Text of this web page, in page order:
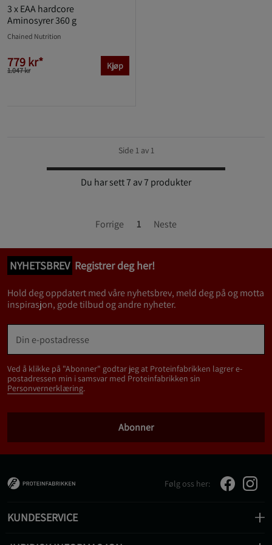
3 x EAA hardcore
Aminosyrer 360 g
Chained Nutrition
779 kr*
1.047 kr Kjøp
Side 1 av 1
Du har sett 7 av 7 produkter
Forrige 1 Neste
NYHETSBREV Registrer deg her!
Hold deg oppdatert med våre nyhetsbrev, meld deg på og motta
inspirasjon, gode tilbud og andre nyheter.
Ved å klikke på "Abonner" godtar jeg at Proteinfabrikken lagrer e-
postadressen min i samsvar med Proteinfabrikken sin
Personvernerklæring.
Abonner
Følg oss her:
KUNDESERVICE